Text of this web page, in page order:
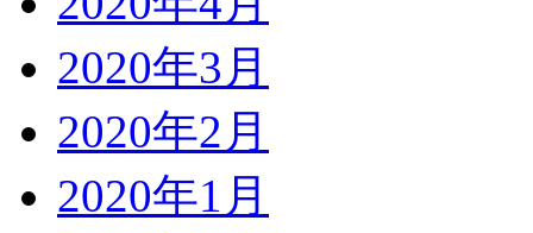
2020年3月
2020年2月
2020年1月